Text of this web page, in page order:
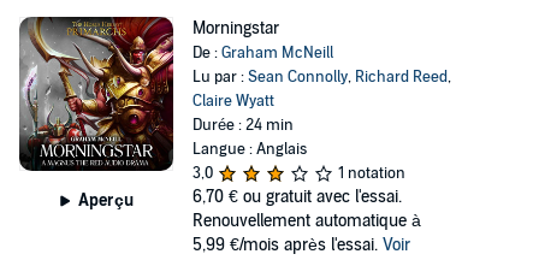
Aperçu
Morningstar
De :Graham McNeill
Lu par :Sean Connolly, Richard Reed,
Claire Wyatt
Durée : 24 min
Langue : Anglais
3,0
1 notation
6,70 € ou gratuit avec l'essai.
Renouvellement automatique à
5,99 €/mois après l'essai. Voir